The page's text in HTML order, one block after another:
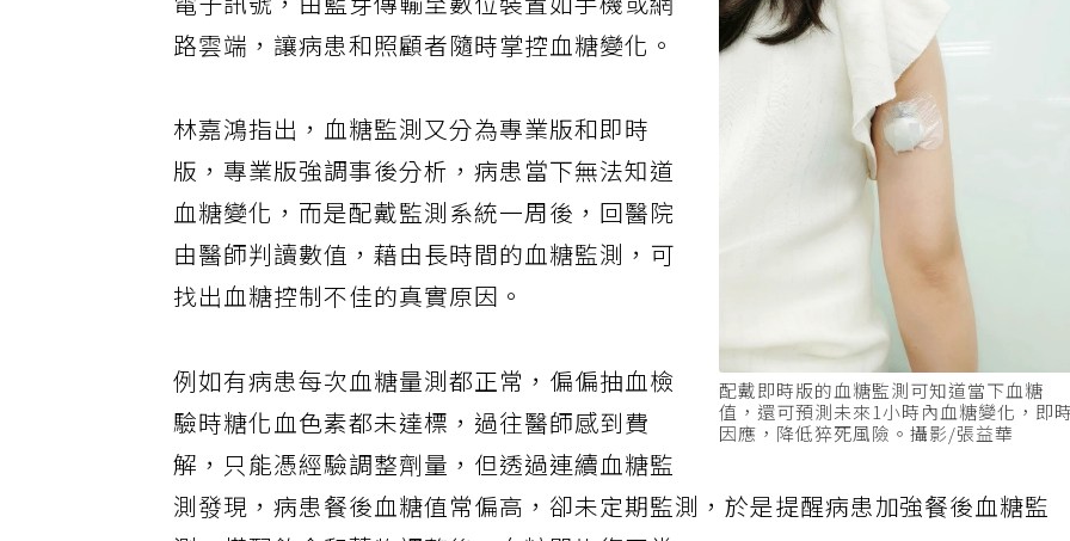
配戴即時版的血糖監測可知道當下血糖
值，還可預測未來1小時內血糖變化，即
因應，降低猝死風險。攝影/張益華
電子訊號，由藍芽傳輸至數位裝置如手機或網
路雲端，讓病患和照顧者隨時掌控血糖變化。
林嘉鴻指出，血糖監測又分為專業版和即時
版，專業版強調事後分析，病患當下無法知道
血糖變化，而是配戴監測系統一周後，回醫院
由醫師判讀數值，藉由長時間的血糖監測，可
找出血糖控制不佳的真實原因。
例如有病患每次血糖量測都正常，偏偏抽血檢
驗時糖化血色素都未達標，過往醫師感到費
解，只能憑經驗調整劑量，但透過連續血糖監
測發現，病患餐後血糖值常偏高，卻未定期監測，於是提醒病患加強餐後血糖監